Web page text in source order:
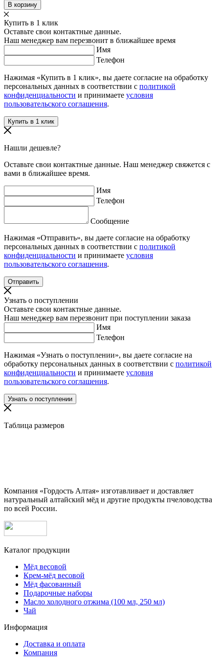
В корзину
Купить в 1 клик
Оставьте свои контактные данные.
Наш менеджер вам перезвонит в ближайшее время
Имя
Телефон
Нажимая «Купить в 1 клик», вы даете согласие на обработку
персональных данных в соответствии с политикой
конфиденциальности и принимаете условия
пользовательского соглашения.
Нашли дешевле?
Оставьте свои контактные данные. Наш менеджер свяжется с
вами в ближайшее время.
Имя
Телефон
Сообщение
Нажимая «Отправить», вы даете согласие на обработку
персональных данных в соответствии с политикой
конфиденциальности и принимаете условия
пользовательского соглашения.
Узнать о поступлении
Оставьте свои контактные данные.
Наш менеджер вам перезвонит при поступлении заказа
Имя
Телефон
Нажимая «Узнать о поступлении», вы даете согласие на
обработку персональных данных в соответствии с политикой
конфиденциальности и принимаете условия
пользовательского соглашения.
Таблица размеров
Компания «Гордость Алтая» изготавливает и доставляет
натуральный алтайский мёд и другие продукты пчеловодства
по всей России.
Каталог продукции
Мёд весовой
Крем-мёд весовой
Мёд фасованный
Подарочные наборы
Масло холодного отжима (100 мл, 250 мл)
Чай
Информация
Доставка и оплата
Компания